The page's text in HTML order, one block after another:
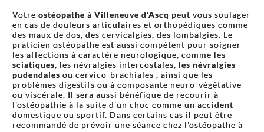
Votre ostéopathe à Villeneuve d'Ascq peut vous soulager
en cas de douleurs articulaires et orthopédiques comme
des maux de dos, des cervicalgies, des lombalgies. Le
praticien ostéopathe est aussi compétent pour soigner
les affections à caractère neurologique, comme les
sciatiques, les névralgies intercostales, les névralgies
pudendales ou cervico-brachiales , ainsi que les
problèmes digestifs ou à composante neuro-végétative
ou viscérale. Il sera aussi bénéfique de recourir à
l'ostéopathie à la suite d'un choc comme un accident
domestique ou sportif. Dans certains cas il peut être
recommandé de prévoir une séance chez l'ostéopathe à